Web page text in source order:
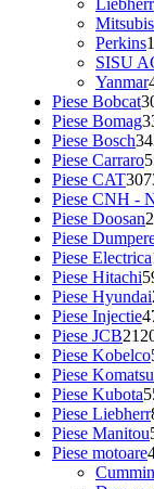
Perkins
SISU
Yanmar
Piese Bobcat
Piese Bomag
Piese Bosch34
Piese Carraro5
Piese CAT307
Piese CNH -
Piese Doosan
Piese
Piese Electrica
Piese Hitachi
Piese Hyundai
Piese Injectie
Piese JCB
Piese Kobelco
Piese Komatsu
Piese Kubota5
Piese Liebherr
Piese Manitou
Piese motoare